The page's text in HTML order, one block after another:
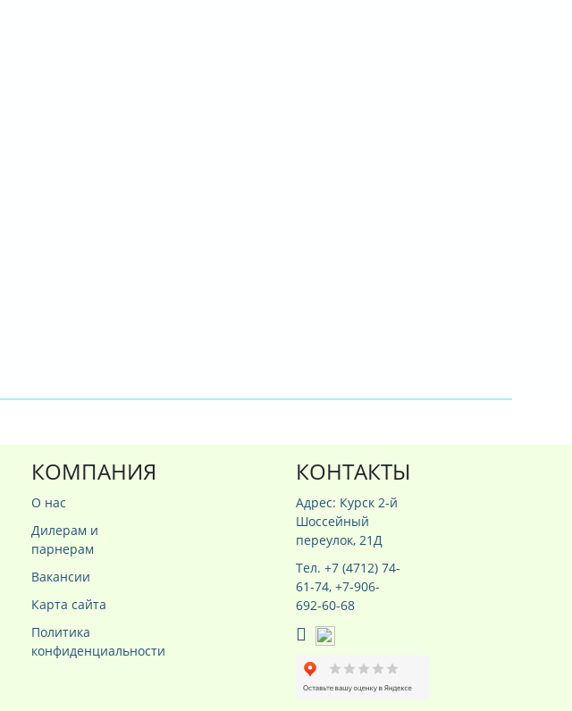
КОМПАНИЯ
О нас
Дилерам и
парнерам
Вакансии
Карта сайта
Политика
конфиденциальности
КОНТАКТЫ
Адрес: Курск 2-й
Шоссейный
переулок, 21Д
Тел. +7 (4712) 74-
61-74, +7-906-
692-60-68